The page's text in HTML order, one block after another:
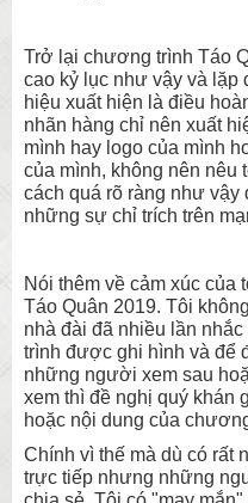
Trở lại chương trình Táo
cao kỷ lục như vậy và lặp
hiệu xuất hiện là điều
nhãn hàng chỉ nên xuất
mình hay logo của mình
của mình, không nên nêu
cách quá rõ ràng như vậy
những sự chỉ trích trên
Nói thêm về cảm xúc của
Táo Quân 2019. Tôi
nhà đài đã nhiều lần
trình được ghi hình và để
những người xem sau
xem thì đề nghị quý khán
hoặc nội dung của
Chính vì thế mà dù có rất
trực tiếp nhưng những